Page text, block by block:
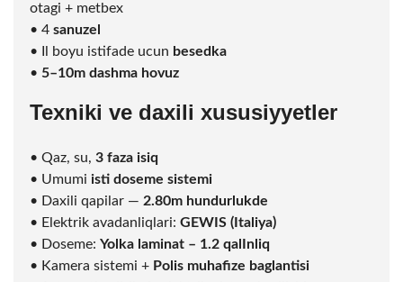
otagi + metbex
• 4 sanuzel
• Il boyu istifade ucun besedka
• 5–10m dashma hovuz
Texniki ve daxili xususiyyetler
• Qaz, su, 3 faza isiq
• Umumi isti doseme sistemi
• Daxili qapilar — 2.80m hundurlukde
• Elektrik avadanliqlari: GEWIS (Italiya)
• Doseme: Yolka laminat – 1.2 qalInliq
• Kamera sistemi + Polis muhafize baglantisi